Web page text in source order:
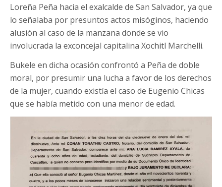
Loreña Peña hacia el exalcalde de San Salvador, ya que
lo señalaba por presuntos actos misóginos, haciendo
alusión al caso de la manzana donde se vio
involucrada la exconcejal capitalina Xochitl Marchelli.
Bukele en dicha ocasión confrontó a Peña de doble
moral, por presumir una lucha a favor de los derechos
de la mujer, cuando existía el caso de Eugenio Chicas
que se había metido con una menor de edad.